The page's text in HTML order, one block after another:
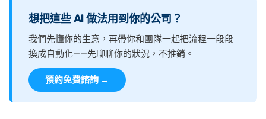
想把這些 AI 做法用到你的公司？
我們先懂你的生意，再帶你和團隊一起把流程一段段
換成自動化——先聊聊你的狀況，不推銷。
預約免費諮詢 →